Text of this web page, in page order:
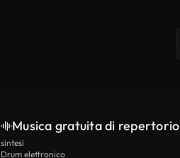
Musica gratuita di repertorio
sintesi
Drum elettronico